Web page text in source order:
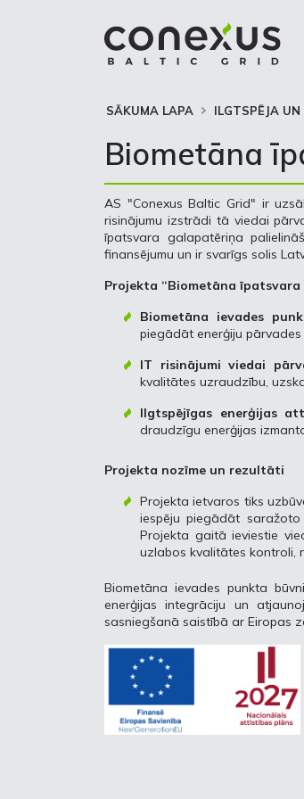
SĀKUMA LAPA ILGTSPĒJA UN
Biometāna
AS "Conexus Baltic Grid" ir
risinājumu izstrādi tā viedai
īpatsvara galapatēriņa
finansējumu un ir svarīgs solis
Projekta “Biometāna
Biometāna ievades
piegādāt enerģiju
IT risinājumi viedai
kvalitātes uzraudzību,
Ilgtspējīgas enerģijas
draudzīgu enerģijas
Projekta nozīme un rezultāti
Projekta ietvaros tiks
iespēju piegādāt
Projekta gaitā ieviestie
uzlabos kvalitātes kontroli,
Biometāna ievades punkta
enerģijas integrāciju un
sasniegšanā saistībā ar Eiropas